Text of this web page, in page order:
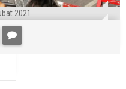
2021